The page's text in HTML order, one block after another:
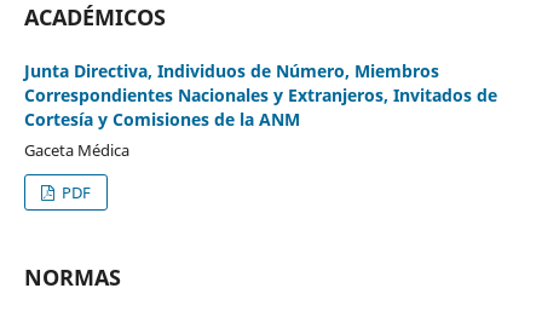
ACADÉMICOS
Junta Directiva, Individuos de Número, Miembros
Correspondientes Nacionales y Extranjeros, Invitados de
Cortesía y Comisiones de la ANM
Gaceta Médica
PDF
NORMAS